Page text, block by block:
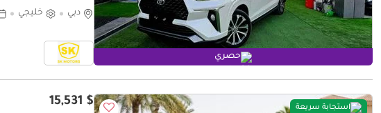
حصري
دبي خليجي
استجابة سريعة $ 15,531